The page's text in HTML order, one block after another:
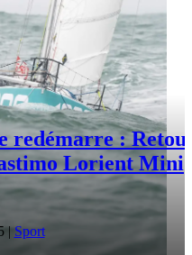
redémarre :
Lorient Mini
|Sport